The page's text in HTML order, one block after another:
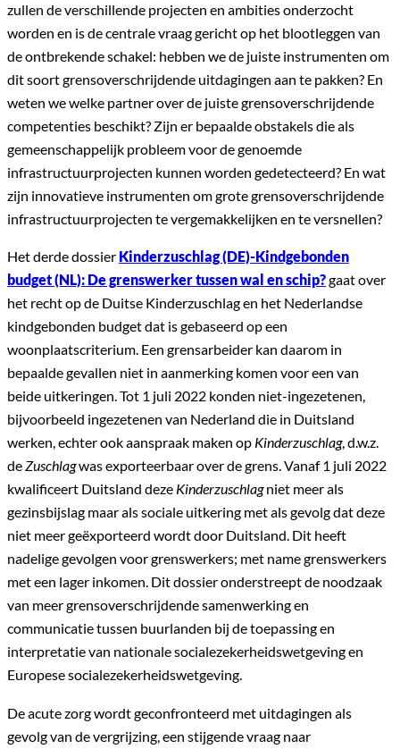
zullen de verschillende projecten en ambities onderzocht
worden en is de centrale vraag gericht op het blootleggen van
de ontbrekende schakel: hebben we de juiste instrumenten om
dit soort grensoverschrijdende uitdagingen aan te pakken? En
weten we welke partner over de juiste grensoverschrijdende
competenties beschikt? Zijn er bepaalde obstakels die als
gemeenschappelijk probleem voor de genoemde
infrastructuurprojecten kunnen worden gedetecteerd? En wat
zijn innovatieve instrumenten om grote grensoverschrijdende
infrastructuurprojecten te vergemakkelijken en te versnellen?
Het derde dossier Kinderzuschlag (DE)-Kindgebonden
budget (NL): De grenswerker tussen wal en schip?gaat over
het recht op de Duitse Kinderzuschlag en het Nederlandse
kindgebonden budget dat is gebaseerd op een
woonplaatscriterium. Een grensarbeider kan daarom in
bepaalde gevallen niet in aanmerking komen voor een van
beide uitkeringen. Tot 1 juli 2022 konden niet-ingezetenen,
bijvoorbeeld ingezetenen van Nederland die in Duitsland
werken, echter ook aanspraak maken op Kinderzuschlag, d.w.z.
deZuschlagwas exporteerbaar over de grens. Vanaf 1 juli 2022
kwalificeert Duitsland deze Kinderzuschlagniet meer als
gezinsbijslag maar als sociale uitkering met als gevolg dat deze
niet meer geëxporteerd wordt door Duitsland. Dit heeft
nadelige gevolgen voor grenswerkers; met name grenswerkers
met een lager inkomen. Dit dossier onderstreept de noodzaak
van meer grensoverschrijdende samenwerking en
communicatie tussen buurlanden bij de toepassing en
interpretatie van nationale socialezekerheidswetgeving en
Europese socialezekerheidswetgeving.
De acute zorg wordt geconfronteerd met uitdagingen als
gevolg van de vergrijzing, een stijgende vraag naar